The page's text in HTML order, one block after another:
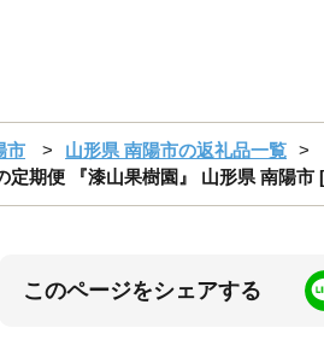
市
山形県 南陽市の返礼品一覧
定期便 『漆山果樹園』 山形県 南陽市
このページをシェアする